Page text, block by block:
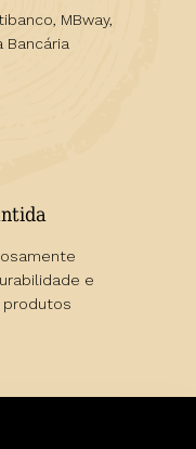
MBway,
Bancária
e
produtos